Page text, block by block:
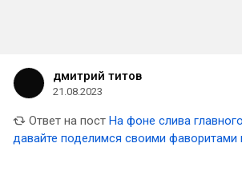
дмитрий титов
21.08.2023
Ответ на пост На фоне слива
давайте поделимся своими фаворитами